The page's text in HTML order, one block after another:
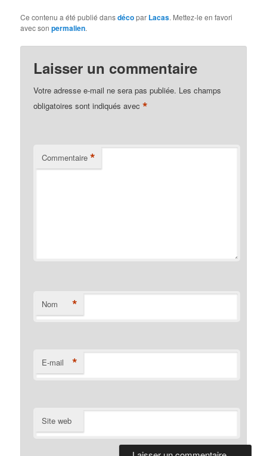
Ce contenu a été publié dansdécopar Lacas. Mettez-le en favori
avec sonpermalien.
Laisser un commentaire
Votre adresse e-mail ne sera pas publiée. Les champs
obligatoires sont indiqués avec*
Commentaire *
Nom *
E-mail *
Site web